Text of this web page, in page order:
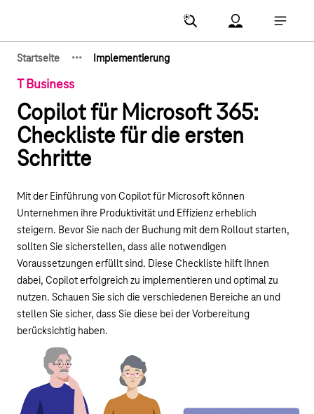
Account Menu
Startseite
Zeige verborgene Breadcrumb-Elemente
··· Implementierung
T Business
Copilot für Microsoft 365:
Checkliste für die ersten
Schritte
Mit der Einführung von Copilot für Microsoft können
Unternehmen ihre Produktivität und Effizienz erheblich
steigern. Bevor Sie nach der Buchung mit dem Rollout starten,
sollten Sie sicherstellen, dass alle notwendigen
Voraussetzungen erfüllt sind. Diese Checkliste hilft Ihnen
dabei, Copilot erfolgreich zu implementieren und optimal zu
nutzen. Schauen Sie sich die verschiedenen Bereiche an und
stellen Sie sicher, dass Sie diese bei der Vorbereitung
berücksichtig haben.